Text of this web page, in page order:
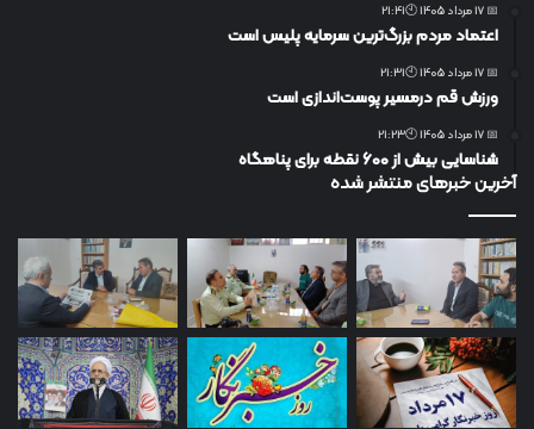
📅 17 مرداد 1405 🕙21:41
اعتماد مردم بزرگ‌ترین سرمایه پلیس است
📅 17 مرداد 1405 🕙21:31
ورزش قم درمسیر پوست‌اندازی است
📅 17 مرداد 1405 🕙21:23
شناسایی بیش از ۶۰۰ نقطه برای پناهگاه
آخرین خبرهای منتشر شده